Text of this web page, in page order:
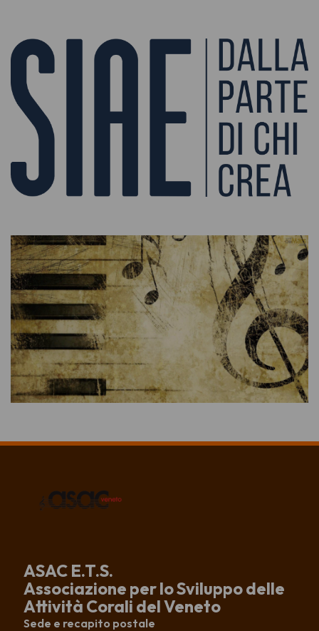
ASAC E.T.S.
Associazione per lo Sviluppo delle
Attività Corali del Veneto
Sede e recapito postale